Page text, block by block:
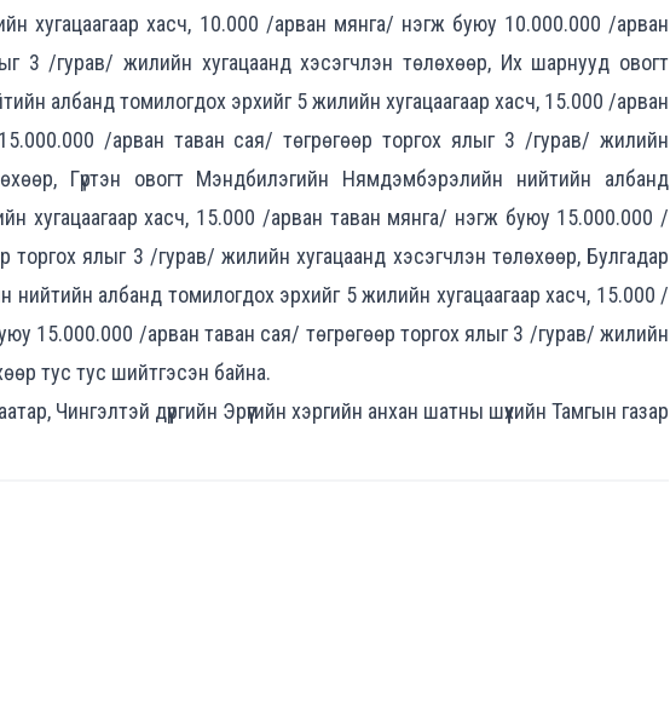
хугацаагаар хасч, 10.000 /арван мянга/ нэгж буюу 10.000.000 /арван
3 /гурав/ жилийн хугацаанд хэсэгчлэн төлөхөөр, Их шарнууд овогт
албанд томилогдох эрхийг 5 жилийн хугацаагаар хасч, 15.000 /арван
/арван таван сая/ төгрөгөөр торгох ялыг 3 /гурав/ жилийн
Гүртэн овогт Мэндбилэгийн Нямдэмбэрэлийн нийтийн албанд
хугацаагаар хасч, 15.000 /арван таван мянга/ нэгж буюу 15.000.000 /
торгох ялыг 3 /гурав/ жилийн хугацаанд хэсэгчлэн төлөхөөр, Булгадар
нийтийн албанд томилогдох эрхийг 5 жилийн хугацаагаар хасч, 15.000 /
15.000.000 /арван таван сая/ төгрөгөөр торгох ялыг 3 /гурав/ жилийн
тус тус шийтгэсэн байна.
Чингэлтэй дүүргийн Эрүүгийн хэргийн анхан шатны шүүхийн Тамгын газар